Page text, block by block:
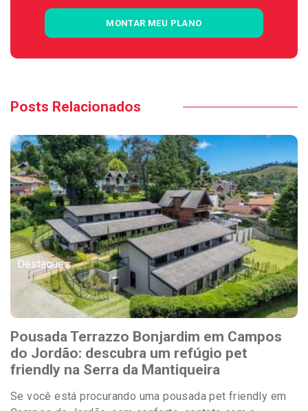
MONTAR MEU PLANO
Posts Relacionados
Destaques
Pousada Terrazzo Bonjardim em Campos
do Jordão: descubra um refúgio pet
friendly na Serra da Mantiqueira
Se você está procurando uma pousada pet friendly em